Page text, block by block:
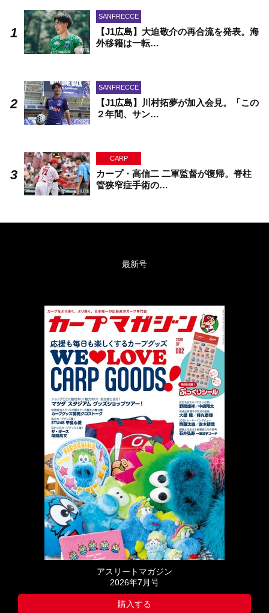
SANFRECCE
【J1広島】大迫敬介の再合流を発表。海
外移籍は一転…
SANFRECCE
【J1広島】川村拓夢が加入会見。「この
２年間、サン…
CARP
カープ・高信二 二軍監督が復帰。脊柱
管狭窄症手術の…
最新号
アスリートマガジン
2026年7月号
購入する